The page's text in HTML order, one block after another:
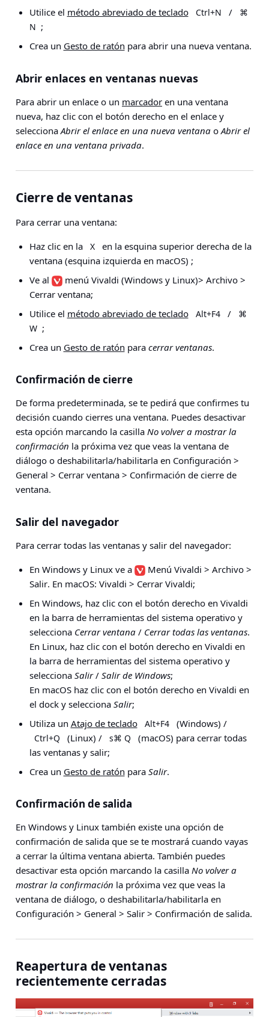
Utilice el método abreviado de teclado Ctrl+N /
⌘
N ;
Crea un Gesto de ratón para abrir una nueva ventana.
Abrir enlaces en ventanas nuevas
Para abrir un enlace o un marcador en una ventana
nueva, haz clic con el botón derecho en el enlace y
seleccionaAbrir el enlace en una nueva ventana oAbrir el
enlace en una ventana privada.
Cierre de ventanas
Para cerrar una ventana:
Haz clic en la
X
en la esquina superior derecha de la
ventana (esquina izquierda en macOS) ;
Ve al
menú Vivaldi (Windows y Linux)> Archivo >
Cerrar ventana;
Utilice el método abreviado de teclado Alt+F4 /
⌘
W ;
Crea un Gesto de ratón para cerrar ventanas.
Confirmación de cierre
De forma predeterminada, se te pedirá que confirmes tu
decisión cuando cierres una ventana. Puedes desactivar
esta opción marcando la casilla No volver a mostrar la
confirmación la próxima vez que veas la ventana de
diálogo o deshabilitarla/habilitarla en Configuración >
General > Cerrar ventana > Confirmación de cierre de
ventana.
Salir del navegador
Para cerrar todas las ventanas y salir del navegador:
En Windows y Linux ve a
Menú Vivaldi > Archivo >
Salir. En macOS: Vivaldi > Cerrar Vivaldi;
En Windows, haz clic con el botón derecho en Vivaldi
en la barra de herramientas del sistema operativo y
selecciona Cerrar ventana/ Cerrar todas las ventanas.
En Linux, haz clic con el botón derecho en Vivaldi en
la barra de herramientas del sistema operativo y
selecciona Salir/ Salir de Windows;
En macOS haz clic con el botón derecho en Vivaldi en
el dock y selecciona Salir;
Utiliza un Atajo de teclado Alt+F4 (Windows) /
Ctrl+Q (Linux) / s⌘ Q
(macOS) para cerrar todas
las ventanas y salir;
Crea un Gesto de ratón para Salir.
Confirmación de salida
En Windows y Linux también existe una opción de
confirmación de salida que se te mostrará cuando vayas
a cerrar la última ventana abierta. También puedes
desactivar esta opción marcando la casilla No volver a
mostrar la confirmación la próxima vez que veas la
ventana de diálogo, o deshabilitarla/habilitarla en
Configuración > General > Salir > Confirmación de salida.
Reapertura de ventanas
recientemente cerradas